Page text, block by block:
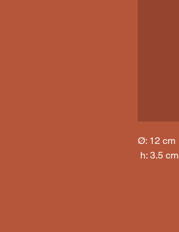
Ø: 12 cm
h: 3.5 cm